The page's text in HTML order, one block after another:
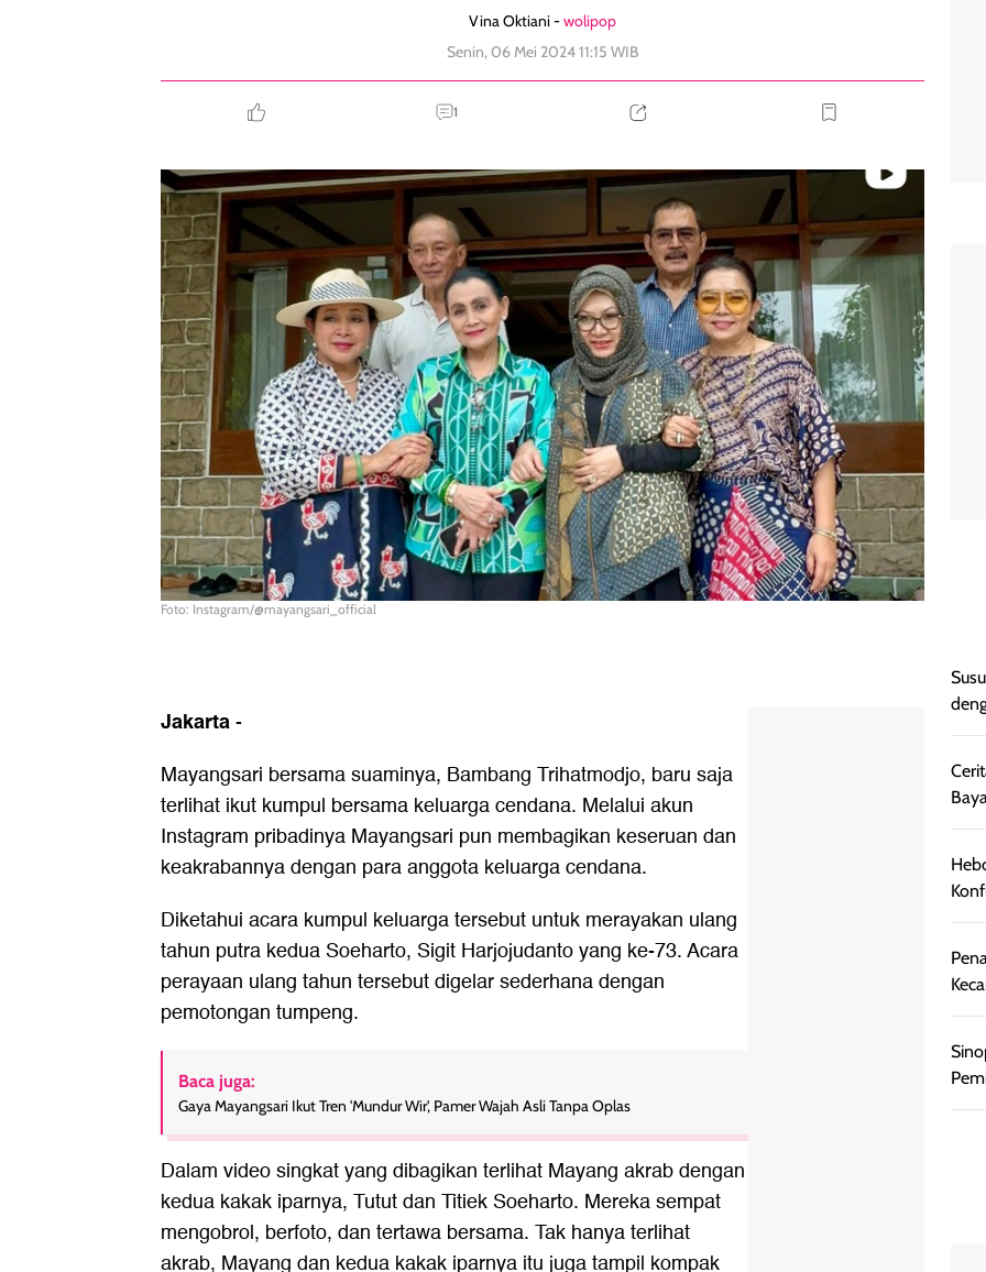
Vina Oktiani -wolipop
Senin, 06 Mei 2024 11:15 WIB
1
Foto: Instagram/@mayangsari_official
Jakarta-
Mayangsari bersama suaminya, Bambang Trihatmodjo, baru saja
terlihat ikut kumpul bersama keluarga cendana. Melalui akun
Instagram pribadinya Mayangsari pun membagikan keseruan dan
keakrabannya dengan para anggota keluarga cendana.
Diketahui acara kumpul keluarga tersebut untuk merayakan ulang
tahun putra kedua Soeharto, Sigit Harjojudanto yang ke-73. Acara
perayaan ulang tahun tersebut digelar sederhana dengan
pemotongan tumpeng.
Baca juga:
Gaya Mayangsari Ikut Tren 'Mundur Wir', Pamer Wajah Asli Tanpa Oplas
Dalam video singkat yang dibagikan terlihat Mayang akrab dengan
kedua kakak iparnya, Tutut dan Titiek Soeharto. Mereka sempat
mengobrol, berfoto, dan tertawa bersama. Tak hanya terlihat
akrab, Mayang dan kedua kakak iparnya itu juga tampil kompak